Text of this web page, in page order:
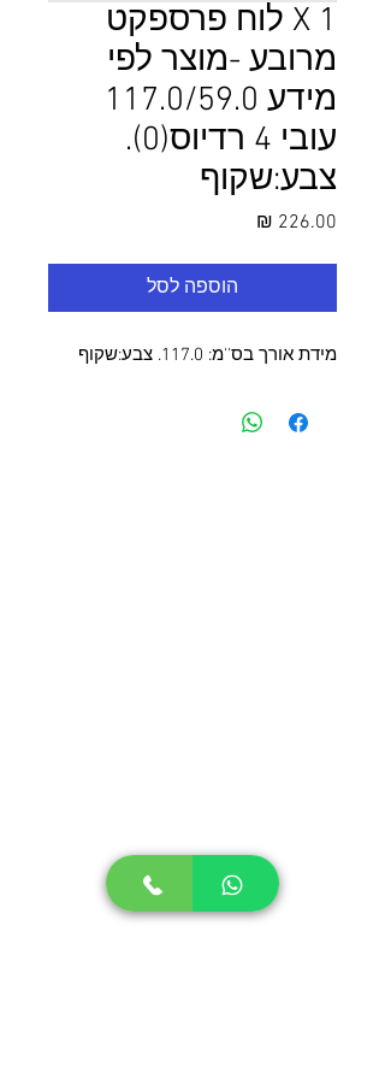
1 X לוח פרספקט
מרובע -מוצר לפי
מידע 117.0/59.0
עובי 4 רדיוס(0).
צבע:שקוף
הוספה לסל
מידת אורך בס''מ: 117.0. צבע:שקוף